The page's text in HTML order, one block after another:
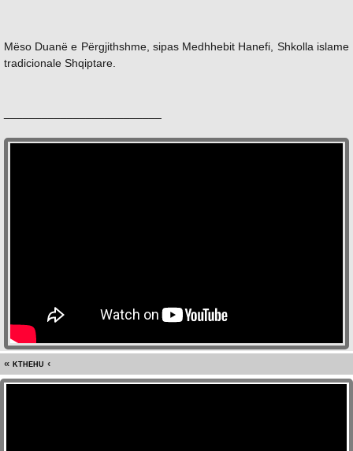
Mëso Duanë e Përgjithshme, sipas Medhhebit Hanefi, Shkolla islame
tradicionale Shqiptare.
kthehu